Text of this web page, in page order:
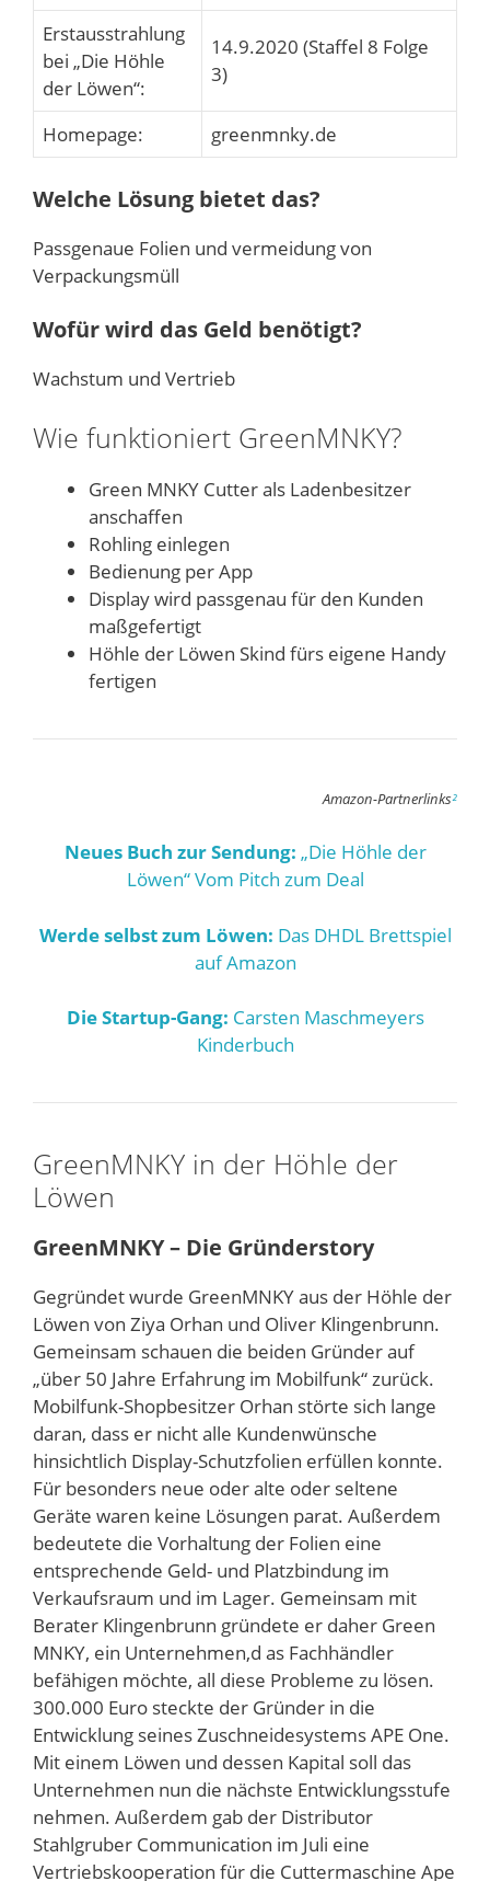
Erstausstrahlung
bei „Die Höhle
der Löwen“:
14.9.2020 (Staffel 8 Folge
3)
Homepage: greenmnky.de
Welche Lösung bietet das?
Passgenaue Folien und vermeidung von
Verpackungsmüll
Wofür wird das Geld benötigt?
Wachstum und Vertrieb
Wie funktioniert GreenMNKY?
Green MNKY Cutter als Ladenbesitzer
anschaffen
Rohling einlegen
Bedienung per App
Display wird passgenau für den Kunden
maßgefertigt
Höhle der Löwen Skind fürs eigene Handy
fertigen
Amazon-Partnerlinks²
Neues Buch zur Sendung: „Die Höhle der
Löwen“ Vom Pitch zum Deal
Werde selbst zum Löwen: Das DHDL Brettspiel
auf Amazon
Die Startup-Gang: Carsten Maschmeyers
Kinderbuch
GreenMNKY in der Höhle der
Löwen
GreenMNKY – Die Gründerstory
Gegründet wurde GreenMNKY aus der Höhle der
Löwen von Ziya Orhan und Oliver Klingenbrunn.
Gemeinsam schauen die beiden Gründer auf
„über 50 Jahre Erfahrung im Mobilfunk“ zurück.
Mobilfunk-Shopbesitzer Orhan störte sich lange
daran, dass er nicht alle Kundenwünsche
hinsichtlich Display-Schutzfolien erfüllen konnte.
Für besonders neue oder alte oder seltene
Geräte waren keine Lösungen parat. Außerdem
bedeutete die Vorhaltung der Folien eine
entsprechende Geld- und Platzbindung im
Verkaufsraum und im Lager. Gemeinsam mit
Berater Klingenbrunn gründete er daher Green
MNKY, ein Unternehmen,d as Fachhändler
befähigen möchte, all diese Probleme zu lösen.
300.000 Euro steckte der Gründer in die
Entwicklung seines Zuschneidesystems APE One.
Mit einem Löwen und dessen Kapital soll das
Unternehmen nun die nächste Entwicklungsstufe
nehmen. Außerdem gab der Distributor
Stahlgruber Communication im Juli eine
Vertriebskooperation für die Cuttermaschine Ape